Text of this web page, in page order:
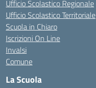
Ufficio Scolastico Regionale
Ufficio Scolastico Territoriale
Scuola in Chiaro
Iscrizioni On Line
Invalsi
Comune
La Scuola